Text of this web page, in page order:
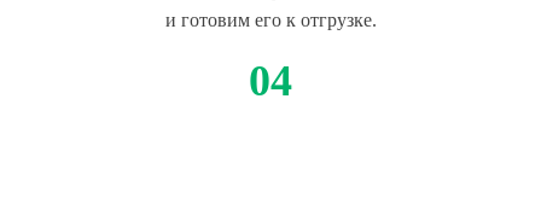
и готовим его к отгрузке.